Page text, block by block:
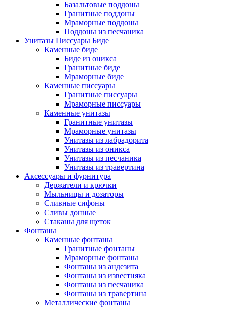
Базальтовые поддоны
Гранитные поддоны
Мраморные поддоны
Поддоны из песчаника
Унитазы Писсуары Биде
Каменные биде
Биде из оникса
Гранитные биде
Мраморные биде
Каменные писсуары
Гранитные писсуары
Мраморные писсуары
Каменные унитазы
Гранитные унитазы
Мраморные унитазы
Унитазы из лабрадорита
Унитазы из оникса
Унитазы из песчаника
Унитазы из травертина
Аксессуары и фурнитура
Держатели и крючки
Мыльницы и дозаторы
Сливные сифоны
Сливы донные
Стаканы для щеток
Фонтаны
Каменные фонтаны
Гранитные фонтаны
Мраморные фонтаны
Фонтаны из андезита
Фонтаны из известняка
Фонтаны из песчаника
Фонтаны из травертина
Металлические фонтаны